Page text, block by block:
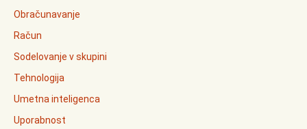
Obračunavanje
Račun
Sodelovanje v skupini
Tehnologija
Umetna inteligenca
Uporabnost